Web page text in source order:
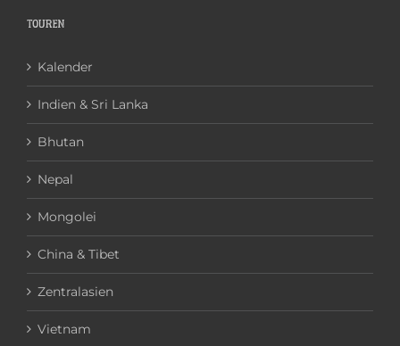
TOUREN
Kalender
Indien & Sri Lanka
Bhutan
Nepal
Mongolei
China & Tibet
Zentralasien
Vietnam